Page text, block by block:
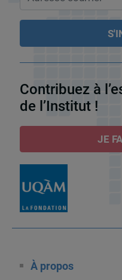
Contribuez à
de l’Institut !
JE
À propos